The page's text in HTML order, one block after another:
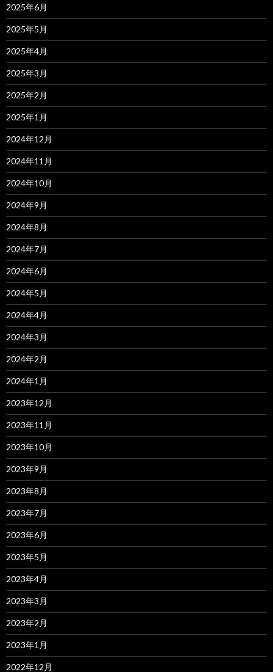
2025年6月
2025年5月
2025年4月
2025年3月
2025年2月
2025年1月
2024年12月
2024年11月
2024年10月
2024年9月
2024年8月
2024年7月
2024年6月
2024年5月
2024年4月
2024年3月
2024年2月
2024年1月
2023年12月
2023年11月
2023年10月
2023年9月
2023年8月
2023年7月
2023年6月
2023年5月
2023年4月
2023年3月
2023年2月
2023年1月
2022年12月